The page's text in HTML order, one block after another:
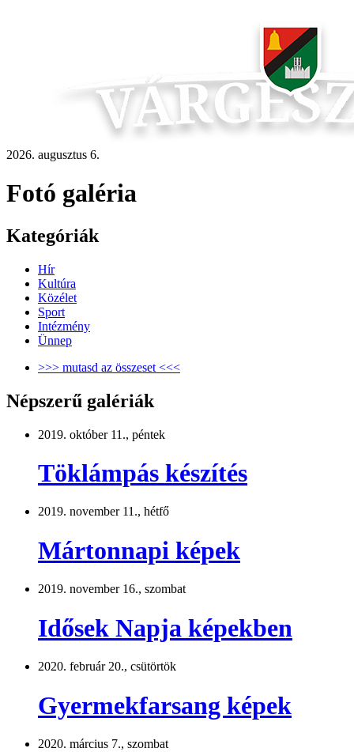
2026. augusztus 6.
Fotó galéria
Kategóriák
Hír
Kultúra
Közélet
Sport
Intézmény
Ünnep
>>> mutasd az összeset <<<
Népszerű galériák
2019. október 11., péntek
Töklámpás készítés
2019. november 11., hétfő
Mártonnapi képek
2019. november 16., szombat
Idősek Napja képekben
2020. február 20., csütörtök
Gyermekfarsang képek
2020. március 7., szombat